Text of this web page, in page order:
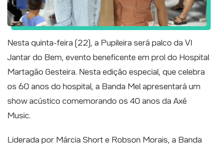
Nesta quinta-feira (22), a Pupileira será palco da VI
Jantar do Bem, evento beneficente em prol do Hospital
Martagão Gesteira. Nesta edição especial, que celebra
os 60 anos do hospital, a Banda Mel apresentará um
show acústico comemorando os 40 anos da Axé
Music.
Liderada por Márcia Short e Robson Morais, a Banda